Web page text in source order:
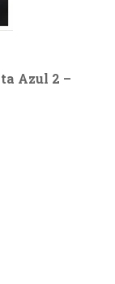
Azul 2 –